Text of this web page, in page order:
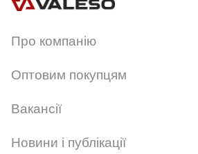
Про компанію
Оптовим покупцям
Вакансії
Новини і публікації